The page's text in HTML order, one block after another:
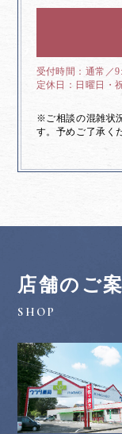
通常／
日曜日・
※ご相談の混雑状
す。予めご了承く
店舗のご